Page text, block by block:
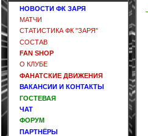
НОВОСТИ ФК ЗАРЯ
МАТЧИ
СТАТИСТИКА ФК "ЗАРЯ"
СОСТАВ
FAN SHOP
О КЛУБЕ
ФАНАТСКИЕ ДВИЖЕНИЯ
ВАКАНСИИ И КОНТАКТЫ
ГОСТЕВАЯ
ЧАТ
ФОРУМ
ПАРТНЁРЫ